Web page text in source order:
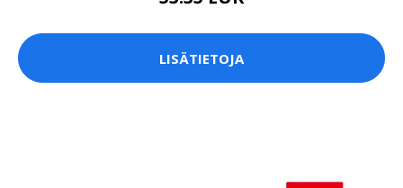
LISÄTIETOJA